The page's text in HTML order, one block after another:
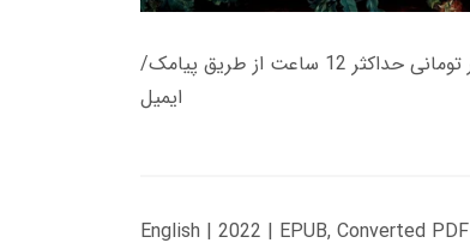
زمان تحویل کتاب های 600 هزار تومانی دانلود فوری از حساب کاربری می باشد، و زمان تحویل لینک دانلود کتاب های 500 هزار تومانی حداکثر 12 ساعت از طریق پیامک/
ایمیل
English | 2022 | EPUB, Converted PDF